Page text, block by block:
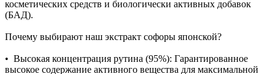
косметических средств и биологически активных добавок
(БАД).
Почему выбирают наш экстракт софоры японской?
• Высокая концентрация рутина (95%): Гарантированное
высокое содержание активного вещества для максимальной